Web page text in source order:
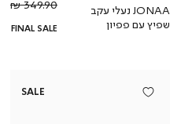
JONAA נעלי עקב
שפיץ עם פפיון
349.90 ₪
FINAL SALE
SALE